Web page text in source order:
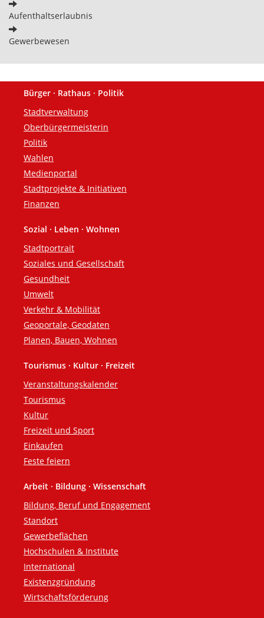
Aufenthaltserlaubnis
Gewerbewesen
Fußzeile
Bürger · Rathaus · Politik
Stadtverwaltung
Oberbürgermeisterin
Politik
Wahlen
Medienportal
Stadtprojekte & Initiativen
Finanzen
Sozial · Leben · Wohnen
Stadtportrait
Soziales und Gesellschaft
Gesundheit
Umwelt
Verkehr & Mobilität
Geoportale, Geodaten
Planen, Bauen, Wohnen
Tourismus · Kultur · Freizeit
Veranstaltungskalender
Tourismus
Kultur
Freizeit und Sport
Einkaufen
Feste feiern
Arbeit · Bildung · Wissenschaft
Bildung, Beruf und Engagement
Standort
Gewerbeflächen
Hochschulen & Institute
International
Existenzgründung
Wirtschaftsförderung